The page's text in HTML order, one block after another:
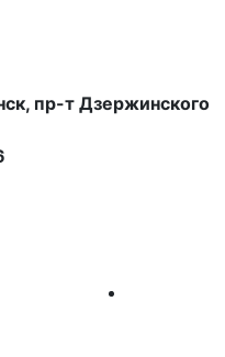
пр-т Дзержинского